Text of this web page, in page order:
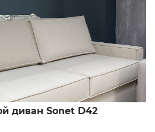
диван Sonet D42